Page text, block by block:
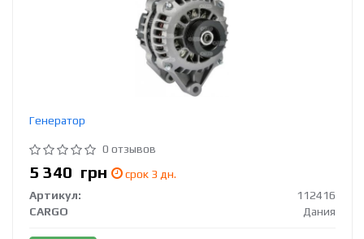
Генератор
0 отзывов
5 340 грн
срок 3 дн.
Артикул:
112416
CARGO
Дания